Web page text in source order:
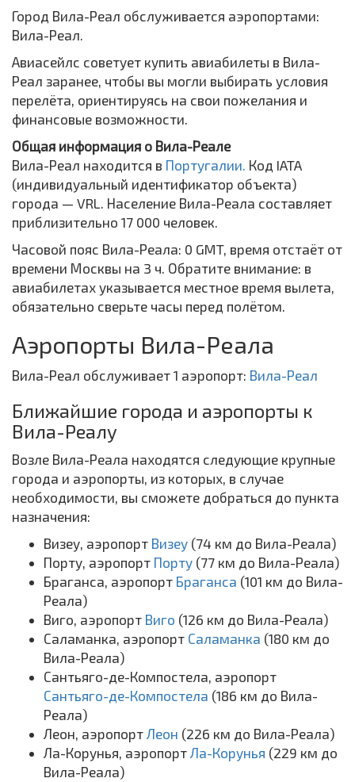
Город Вила-Реал обслуживается аэропортами:
Вила-Реал.
Авиасейлс советует купить авиабилеты в Вила-
Реал заранее, чтобы вы могли выбирать условия
перелёта, ориентируясь на свои пожелания и
финансовые возможности.
Общая информация о Вила-Реале
Вила-Реал находится в Португалии. Код IATA
(индивидуальный идентификатор объекта)
города — VRL. Население Вила-Реала составляет
приблизительно 17 000 человек.
Часовой пояс Вила-Реала: 0 GMT, время отстаёт от
времени Москвы на 3 ч. Обратите внимание: в
авиабилетах указывается местное время вылета,
обязательно сверьте часы перед полётом.
Аэропорты Вила-Реала
Вила-Реал обслуживает 1 аэропорт: Вила-Реал
Ближайшие города и аэропорты к
Вила-Реалу
Возле Вила-Реала находятся следующие крупные
города и аэропорты, из которых, в случае
необходимости, вы сможете добраться до пункта
назначения:
Визеу, аэропорт Визеу (74 км до Вила-Реала)
Порту, аэропорт Порту (77 км до Вила-Реала)
Браганса, аэропорт Браганса (101 км до Вила-
Реала)
Виго, аэропорт Виго (126 км до Вила-Реала)
Саламанка, аэропорт Саламанка (180 км до
Вила-Реала)
Сантьяго-де-Компостела, аэропорт
Сантьяго-де-Компостела (186 км до Вила-
Реала)
Леон, аэропорт Леон (226 км до Вила-Реала)
Ла-Корунья, аэропорт Ла-Корунья (229 км до
Вила-Реала)